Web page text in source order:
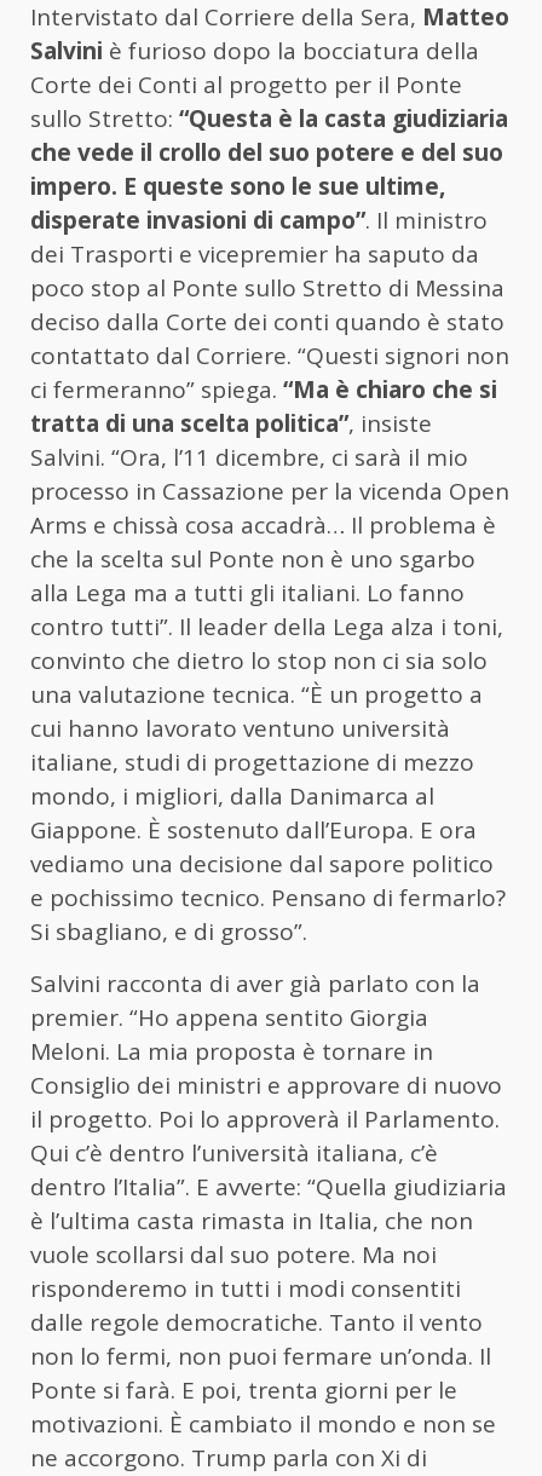
Intervistato dal Corriere della Sera, Matteo
Salvini è furioso dopo la bocciatura della
Corte dei Conti al progetto per il Ponte
sullo Stretto: “Questa è la casta giudiziaria
che vede il crollo del suo potere e del suo
impero. E queste sono le sue ultime,
disperate invasioni di campo”. Il ministro
dei Trasporti e vicepremier ha saputo da
poco stop al Ponte sullo Stretto di Messina
deciso dalla Corte dei conti quando è stato
contattato dal Corriere. “Questi signori non
ci fermeranno” spiega. “Ma è chiaro che si
tratta di una scelta politica”, insiste
Salvini. “Ora, l’11 dicembre, ci sarà il mio
processo in Cassazione per la vicenda Open
Arms e chissà cosa accadrà… Il problema è
che la scelta sul Ponte non è uno sgarbo
alla Lega ma a tutti gli italiani. Lo fanno
contro tutti”. Il leader della Lega alza i toni,
convinto che dietro lo stop non ci sia solo
una valutazione tecnica. “È un progetto a
cui hanno lavorato ventuno università
italiane, studi di progettazione di mezzo
mondo, i migliori, dalla Danimarca al
Giappone. È sostenuto dall’Europa. E ora
vediamo una decisione dal sapore politico
e pochissimo tecnico. Pensano di fermarlo?
Si sbagliano, e di grosso”.
Salvini racconta di aver già parlato con la
premier. “Ho appena sentito Giorgia
Meloni. La mia proposta è tornare in
Consiglio dei ministri e approvare di nuovo
il progetto. Poi lo approverà il Parlamento.
Qui c’è dentro l’università italiana, c’è
dentro l’Italia”. E avverte: “Quella giudiziaria
è l’ultima casta rimasta in Italia, che non
vuole scollarsi dal suo potere. Ma noi
risponderemo in tutti i modi consentiti
dalle regole democratiche. Tanto il vento
non lo fermi, non puoi fermare un’onda. Il
Ponte si farà. E poi, trenta giorni per le
motivazioni. È cambiato il mondo e non se
ne accorgono. Trump parla con Xi di